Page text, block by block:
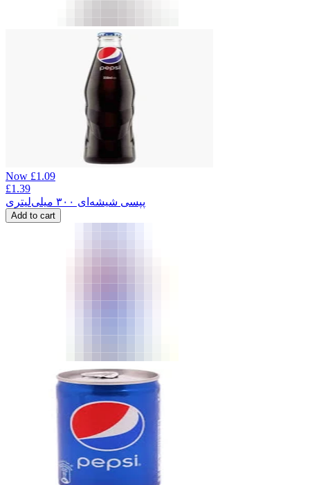
Now £1.09
£1.39
پپسی شیشه‌ای ۳۰۰ میلی‌لیتری
Add to cart